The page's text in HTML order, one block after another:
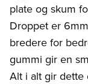
plate og skum
Droppet er
bredere for
gummi gir en
Alt i alt gir